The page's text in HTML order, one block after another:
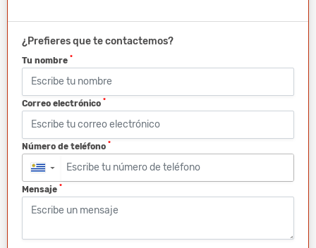
¿Prefieres que te contactemos?
Tu nombre *
Correo electrónico *
Número de teléfono *
▼
Mensaje *